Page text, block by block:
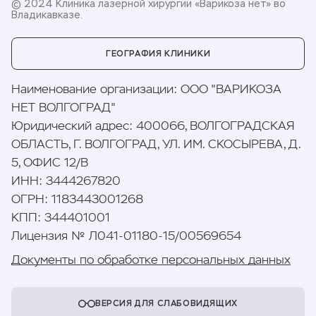
© 2024 Клиника лазерной хирургии «Варикоза нет» во
Владикавказе.
ГЕОГРАФИЯ КЛИНИКИ
Наименование организации: ООО "ВАРИКОЗА
НЕТ ВОЛГОГРАД"
Юридический адрес: 400066, ВОЛГОГРАДСКАЯ
ОБЛАСТЬ, Г. ВОЛГОГРАД, УЛ. ИМ. СКОСЫРЕВА, Д.
5, ОФИС 12/В
ИНН: 3444267820
ОГРН: 1183443001268
КПП : 344401001
Лицензия № Л041-01180-15/00569654
Документы по обработке персональных данных
ВЕРСИЯ ДЛЯ СЛАБОВИДЯЩИХ